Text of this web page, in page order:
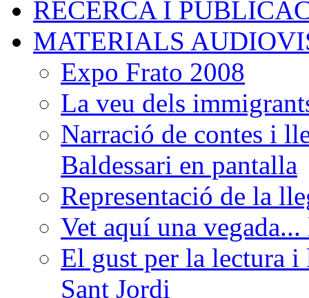
RECERCA I
MATERIALS
Expo Frato 2008
La veu dels
Narració de contes i
Baldessari en pantalla
Representació de la
Vet aquí una
El gust per la lectura i
Sant Jordi